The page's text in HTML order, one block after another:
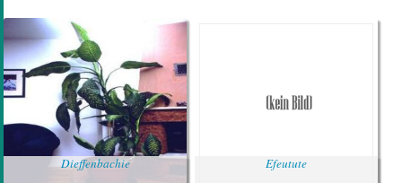
Dieffenbachie Efeutute